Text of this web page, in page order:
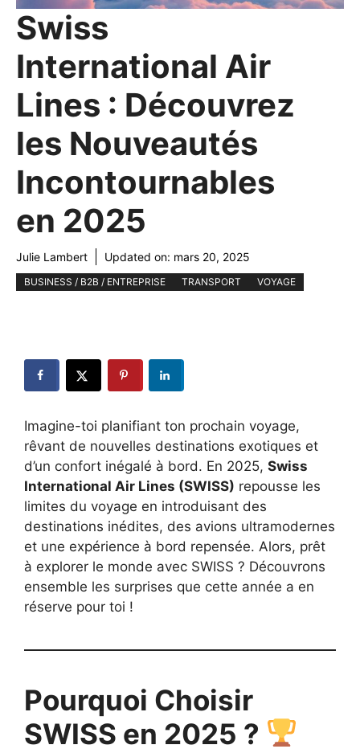
Swiss
International Air
Lines : Découvrez
les Nouveautés
Incontournables
en 2025
Julie Lambert Updated on: mars 20, 2025
BUSINESS / B2B / ENTREPRISE TRANSPORT VOYAGE
Imagine-toi planifiant ton prochain voyage,
rêvant de nouvelles destinations exotiques et
d’un confort inégalé à bord. En 2025, Swiss
International Air Lines (SWISS) repousse les
limites du voyage en introduisant des
destinations inédites, des avions ultramodernes
et une expérience à bord repensée. Alors, prêt
à explorer le monde avec SWISS ? Découvrons
ensemble les surprises que cette année a en
réserve pour toi !
Pourquoi Choisir
SWISS en 2025 ?